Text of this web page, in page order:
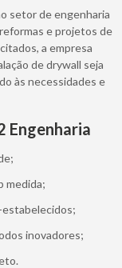
setor de engenharia
e projetos de
a empresa
de drywall seja
às necessidades e
Engenharia
medida;
estabelecidos;
inovadores;